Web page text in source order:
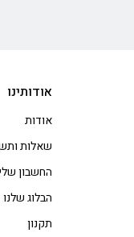
אודותינו
אודות
שאלות
החשבון
הבלוג שלנו
תקנון